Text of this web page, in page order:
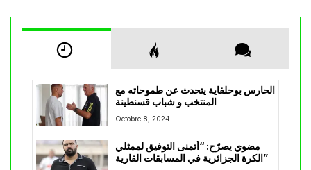
الحارس بوحلفاية يتحدث عن طموحاته مع
المنتخب و شباب قسنطينة
Octobre 8, 2024
مضوي يصرّح: “أتمنى التوفيق لممثلي
الكرة الجزائرية في المسابقات القارية”